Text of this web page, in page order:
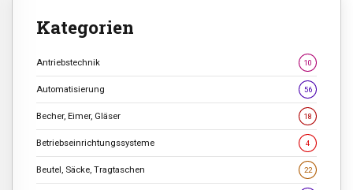
Kategorien
Antriebstechnik 10
Automatisierung 56
Becher, Eimer, Gläser 18
Betriebseinrichtungssysteme 4
Beutel, Säcke, Tragtaschen 22